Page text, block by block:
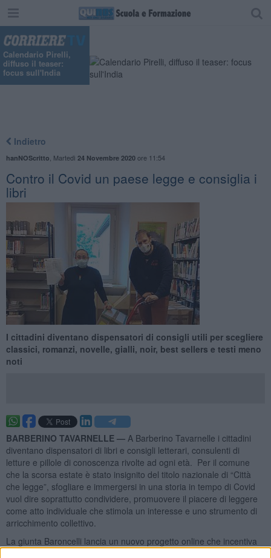
Calendario Pirelli,
diffuso il teaser:
focus sull'India
Indietro
hanNOScritto Martedì 24 Novembre 2020ore 11:54
Contro il Covid un paese legge e consiglia i
libri
I cittadini diventano dispensatori di consigli utili per scegliere
classici, romanzi, novelle, gialli, noir, best sellers e testi meno
noti
BARBERINO TAVARNELLE — A Barberino Tavarnelle i cittadini
diventano dispensatori di libri e consigli letterari, consulenti di
letture e pillole di conoscenza rivolte ad ogni età. Per il comune
che la scorsa estate è stato insignito del titolo nazionale di “Città
che legge”, sfogliare e immergersi in una storia in tempo di Covid
vuol dire soprattutto condividere, promuovere il piacere di leggere
come atto individuale che stimola un interesse e uno strumento di
arricchimento collettivo.
La giunta Baroncelli lancia un nuovo progetto online che incentiva